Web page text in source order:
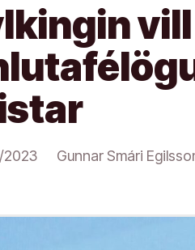
Gunnar Smári